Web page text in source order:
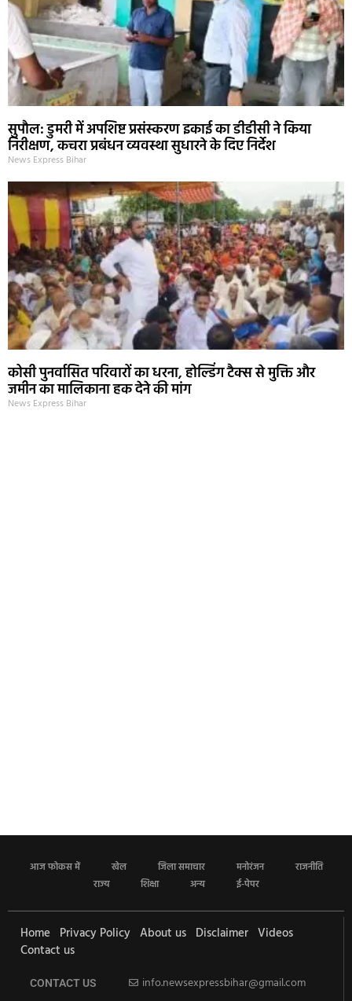
सुपौल: डुमरी में अपशिष्ट प्रसंस्करण इकाई का डीडीसी ने किया
निरीक्षण, कचरा प्रबंधन व्यवस्था सुधारने के दिए निर्देश
News Express Bihar
कोसी पुनर्वासित परिवारों का धरना, होल्डिंग टैक्स से मुक्ति और
जमीन का मालिकाना हक देने की मांग
News Express Bihar
आज फोकस में खेल जिला समाचार मनोरंजन
राजनीति
राज्य
शिक्षा अन्य ई-पेपर
Home Privacy Policy About us Disclaimer Videos
Contact us
CONTACT US info.newsexpressbihar@gmail.com